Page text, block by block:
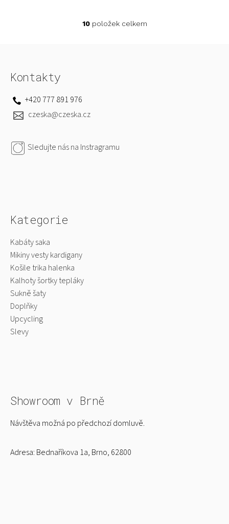
O
k
10položek celkem
Kontakty
+420 777 891 976
czeska@czeska.cz
Sledujte nás na Instragramu
Kategorie
Kabáty saka
Mikiny vesty kardigany
Košile trika halenka
Kalhoty šortky tepláky
Sukně šaty
Doplňky
Upcycling
Slevy
Showroom v Brně
Návštěva možná po předchozí domluvě.
Adresa: Bednaříkova 1a, Brno, 62800